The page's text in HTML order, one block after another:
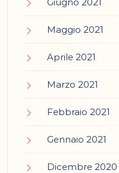
Maggio 2021
Aprile 2021
Marzo 2021
Febbraio 2021
Gennaio 2021
Dicembre 2020